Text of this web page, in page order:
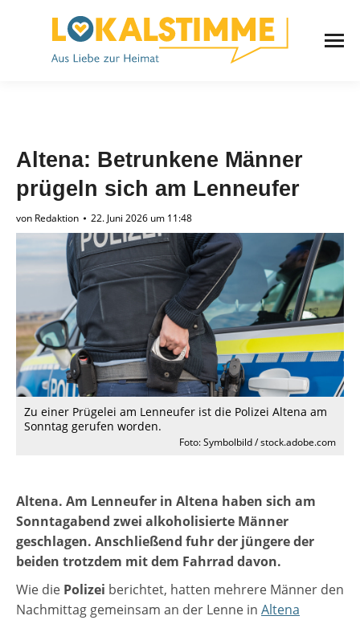
Altena: Betrunkene Männer
prügeln sich am Lenneufer
von Redaktion 22. Juni 2026 um 11:48
Zu einer Prügelei am Lenneufer ist die Polizei Altena am
Sonntag gerufen worden.
Foto: Symbolbild / stock.adobe.com
Altena. Am Lenneufer in Altena haben sich am
Sonntagabend zwei alkoholisierte Männer
geschlagen. Anschließend fuhr der jüngere der
beiden trotzdem mit dem Fahrrad davon.
Wie die Polizei berichtet, hatten mehrere Männer den
Nachmittag gemeinsam an der Lenne in Altena